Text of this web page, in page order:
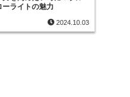
ーライトの魅力
2024.10.03